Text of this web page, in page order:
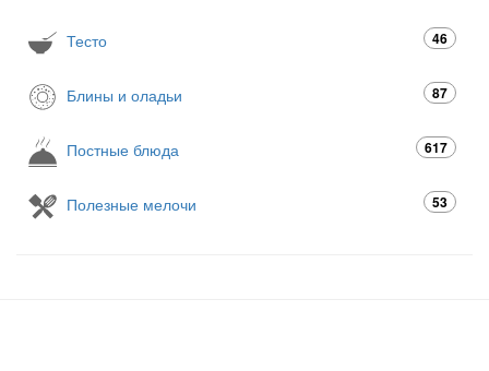
Тесто 46
Блины и оладьи 87
Постные блюда 617
Полезные мелочи 53